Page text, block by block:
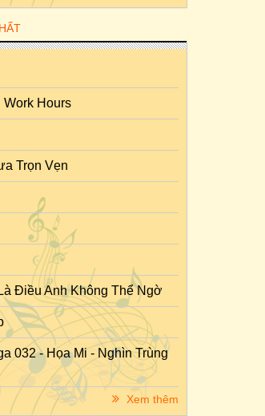
Work Hours
Trọn Vẹn
Điều Anh Không Thể Ngờ
032 - Họa Mi - Nghìn Trùng
Xem thêm